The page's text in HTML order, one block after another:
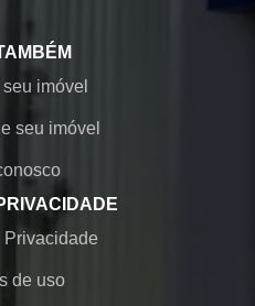
imóvel
seu imóvel
Privacidade
de uso